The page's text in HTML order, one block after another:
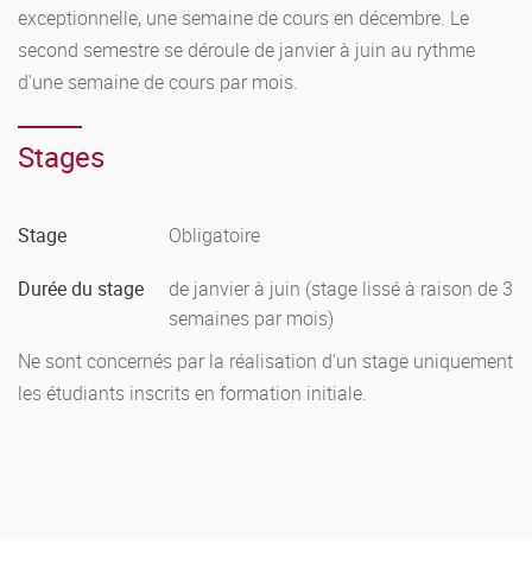
Le redoublement se fait sur accord du jury de délibérations,
lequel tient par ailleurs compte de l'avis du tuteur en
entreprise pour les alternants. Deux inscriptions
administratives sont autorisées.
exceptionnelle, une semaine de cours en décembre. Le
second semestre se déroule de janvier à juin au rythme
d'une semaine de cours par mois.
Stages
Stage Obligatoire
Durée du stage
de janvier à juin (stage lissé à raison de 3
semaines par mois)
Ne sont concernés par la réalisation d'un stage uniquement
les étudiants inscrits en formation initiale.